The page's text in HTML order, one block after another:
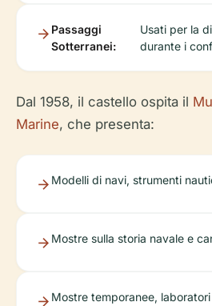
Passaggi
Sotterranei:
Usati per la
durante i
Dal 1958, il castello ospita il
Marine, che presenta:
Modelli di navi, strumenti
Mostre sulla storia navale e
Mostre temporanee,